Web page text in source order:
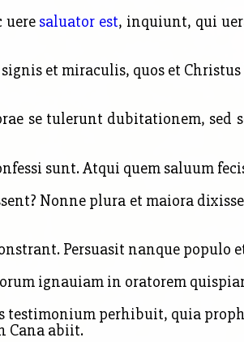
ueresaluator est, inquiunt, qui
et miraculis, quos et
se tulerunt dubitationem, sed
sunt. Atqui quem saluum
Nonne plura et maiora
Persuasit nanque populo
ignauiam in oratorem
testimonium perhibuit, quia
Cana abiit.